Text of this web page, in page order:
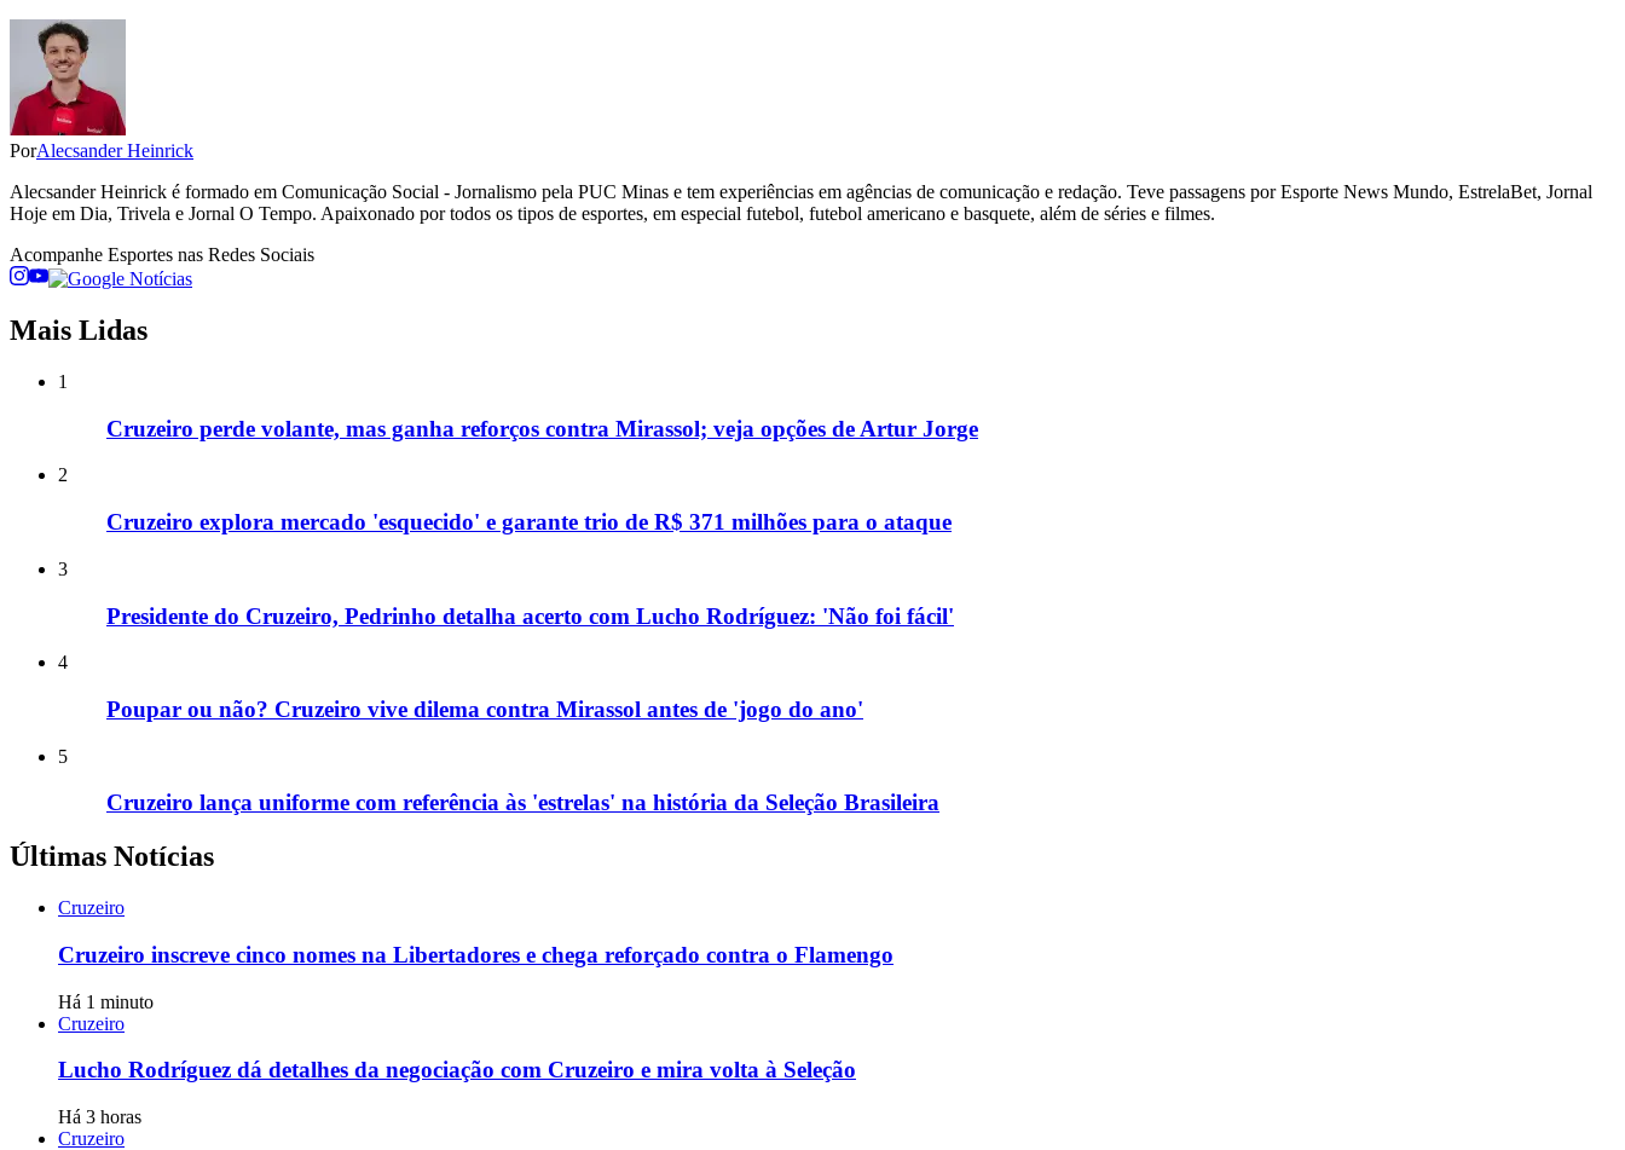
PorAlecsander Heinrick
Alecsander Heinrick é formado em Comunicação Social - Jornalismo pela PUC Minas e tem experiências em agências de comunicação e redação. Teve passagens por Esporte News Mundo, EstrelaBet, Jornal
Hoje em Dia, Trivela e Jornal O Tempo. Apaixonado por todos os tipos de esportes, em especial futebol, futebol americano e basquete, além de séries e filmes.
Acompanhe Esportes nas Redes Sociais
Mais Lidas
1
Cruzeiro perde volante, mas ganha reforços contra Mirassol; veja opções de Artur Jorge
2
Cruzeiro explora mercado 'esquecido' e garante trio de R$ 371 milhões para o ataque
3
Presidente do Cruzeiro, Pedrinho detalha acerto com Lucho Rodríguez: 'Não foi fácil'
4
Poupar ou não? Cruzeiro vive dilema contra Mirassol antes de 'jogo do ano'
5
Cruzeiro lança uniforme com referência às 'estrelas' na história da Seleção Brasileira
Últimas Notícias
Cruzeiro
Cruzeiro inscreve cinco nomes na Libertadores e chega reforçado contra o Flamengo
Há 1 minuto
Cruzeiro
Lucho Rodríguez dá detalhes da negociação com Cruzeiro e mira volta à Seleção
Há 3 horas
Cruzeiro